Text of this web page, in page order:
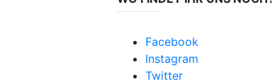
Facebook
Instagram
Twitter